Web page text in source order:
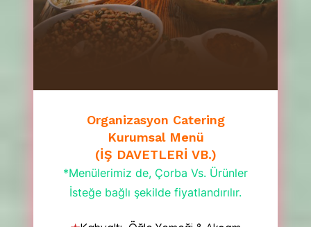
Organizasyon Catering
Kurumsal Menü
(İŞ DAVETLERİ VB.)
*Menülerimiz de, Çorba Vs. Ürünler
İsteğe bağlı şekilde fiyatlandırılır.